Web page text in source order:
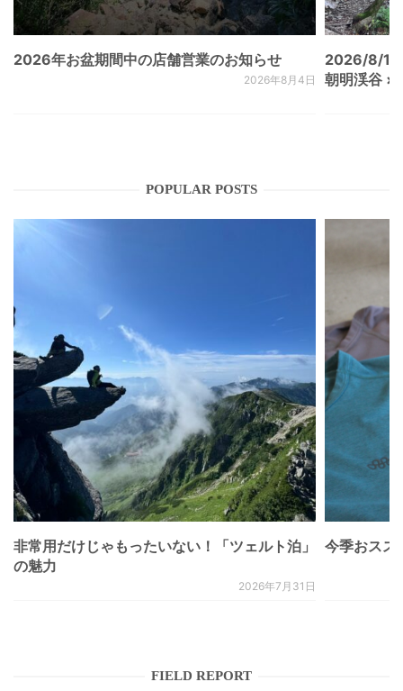
2026年お盆期間中の店舗営業のお知らせ
2026年8月4日
2026/8/
朝明渓谷 ×
POPULAR POSTS
非常用だけじゃもったいない！「ツェルト泊」
の魅力
2026年7月31日
今季おスス
FIELD REPORT